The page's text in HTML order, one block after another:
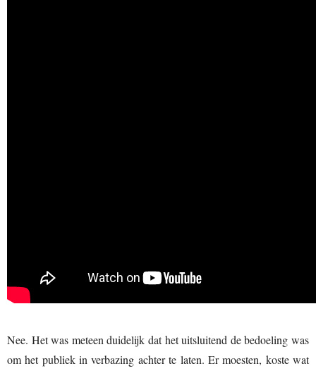
Nee. Het was meteen duidelijk dat het uitsluitend de bedoeling was
om het publiek in verbazing achter te laten. Er moesten, koste wat